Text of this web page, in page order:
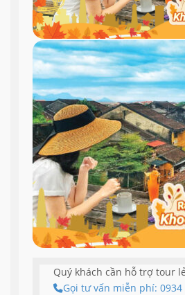
Quý khách cần hỗ trợ tour
Gọi tư vấn miễn phí: 0934